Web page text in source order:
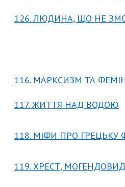
126. ЛЮДИНА, ЩО НЕ
116. МАРКСИЗМ ТА
117. ЖИТТЯ НАД ВОДОЮ
118. МІФИ ПРО ГРЕЦЬКУ
119. ХРЕСТ,